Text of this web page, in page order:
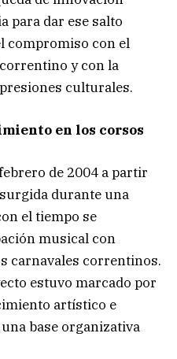
para dar ese salto
compromiso con el
y con la
culturales.
en los corsos
de 2004 a partir
durante una
el tiempo se
musical con
carnavales correntinos.
estuvo marcado por
artístico e
base organizativa